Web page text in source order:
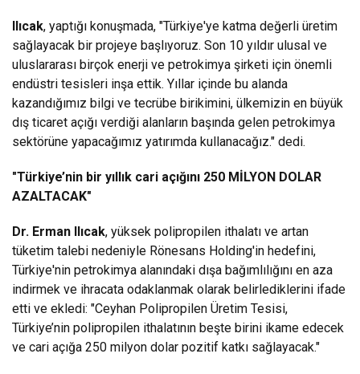
Ilıcak, yaptığı konuşmada, "Türkiye'ye katma değerli üretim
sağlayacak bir projeye başlıyoruz. Son 10 yıldır ulusal ve
uluslararası birçok enerji ve petrokimya şirketi için önemli
endüstri tesisleri inşa ettik. Yıllar içinde bu alanda
kazandığımız bilgi ve tecrübe birikimini, ülkemizin en büyük
dış ticaret açığı verdiği alanların başında gelen petrokimya
sektörüne yapacağımız yatırımda kullanacağız." dedi.
"Türkiye’nin bir yıllık cari açığını 250 MİLYON DOLAR
AZALTACAK"
Dr. Erman Ilıcak, yüksek polipropilen ithalatı ve artan
tüketim talebi nedeniyle Rönesans Holding'in hedefini,
Türkiye'nin petrokimya alanındaki dışa bağımlılığını en aza
indirmek ve ihracata odaklanmak olarak belirlediklerini ifade
etti ve ekledi: "Ceyhan Polipropilen Üretim Tesisi,
Türkiye’nin polipropilen ithalatının beşte birini ikame edecek
ve cari açığa 250 milyon dolar pozitif katkı sağlayacak."